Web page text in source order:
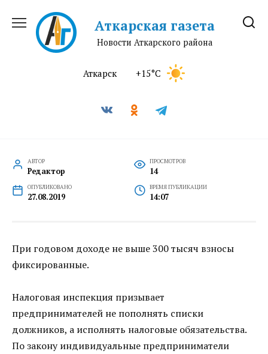
содержанию
Аткарская газета
Новости Аткарского района
Аткарск +15°C
АВТОР
Редактор
ПРОСМОТРОВ
14
ОПУБЛИКОВАНО
27.08.2019
ВРЕМЯ ПУБЛИКАЦИИ
14:07
При годовом доходе не выше 300 тысяч взносы
фиксированные.
Налоговая инспекция призывает
предпринимателей не пополнять списки
должников, а исполнять налоговые обязательства.
По закону индивидуальные предприниматели